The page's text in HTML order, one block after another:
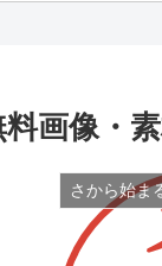
画像・
さから始ま